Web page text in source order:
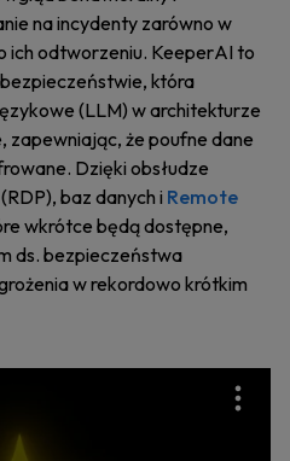
na incydenty zarówno w
ich odtworzeniu. KeeperAI to
która
(LLM) w architekturze
że poufne dane
Dzięki obsłudze
(RDP), baz danych i Remote
wkrótce będą dostępne,
ds. bezpieczeństwa
w rekordowo krótkim